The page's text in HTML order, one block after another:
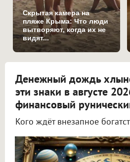
Скрытая камера на
пляже Крыма: Что люди
вытворяют, когда их не
видят...
Денежный дождь
эти знаки в августе
финансовый
Кого ждёт внезапное